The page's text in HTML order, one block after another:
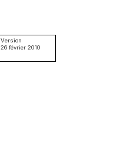
Version
26 février 2010